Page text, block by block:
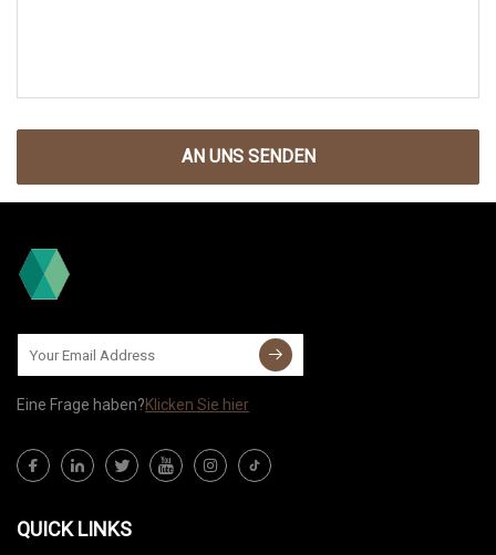
AN UNS SENDEN
Eine Frage haben?Klicken Sie hier
QUICK LINKS